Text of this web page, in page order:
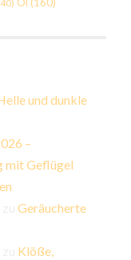
und dunkle
–
mit Geflügel
zuGeräucherte
Klöße,